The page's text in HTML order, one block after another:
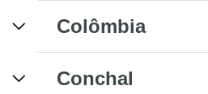
Colômbia
Conchal